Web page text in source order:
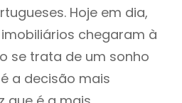
Hoje em dia,
chegaram à
se trata de um sonho
a decisão mais